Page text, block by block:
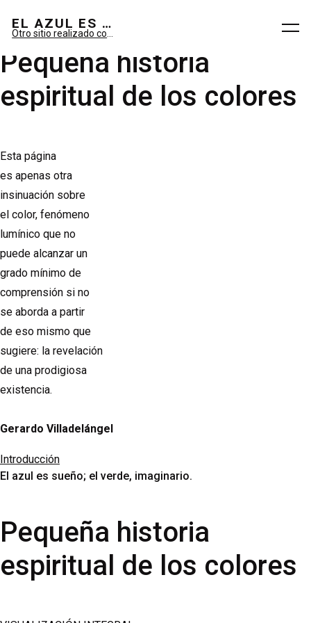
EL AZUL ES SUEÑO; EL VERDE ES IMAGINARIO
Pequeña historia
espiritual de los colores
Esta página
es apenas otra
insinuación sobre
el color, fenómeno
lumínico que no
puede alcanzar un
grado mínimo de
comprensión si no
se aborda a partir
de eso mismo que
sugiere: la revelación
de una prodigiosa
existencia.
Gerardo Villadelángel
Introducción
El azul es sueño; el verde, imaginario.
Pequeña historia
espiritual de los colores